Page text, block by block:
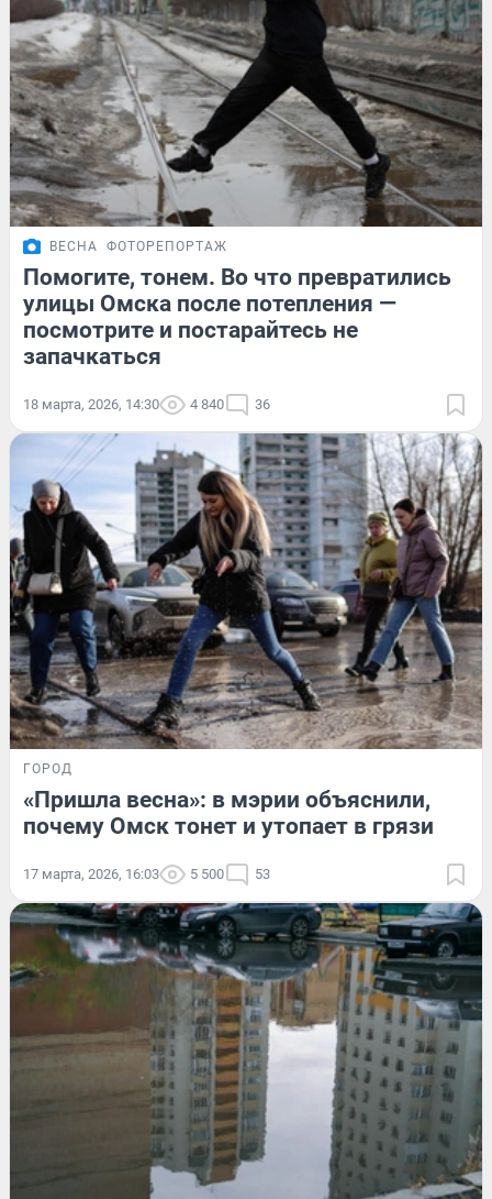
ВЕСНА ФОТОРЕПОРТАЖ
Помогите, тонем. Во что превратились
улицы Омска после потепления —
посмотрите и постарайтесь не
запачкаться
18 марта, 2026, 14:30 4 840 36
ГОРОД
«Пришла весна»: в мэрии объяснили,
почему Омск тонет и утопает в грязи
17 марта, 2026, 16:03 5 500 53